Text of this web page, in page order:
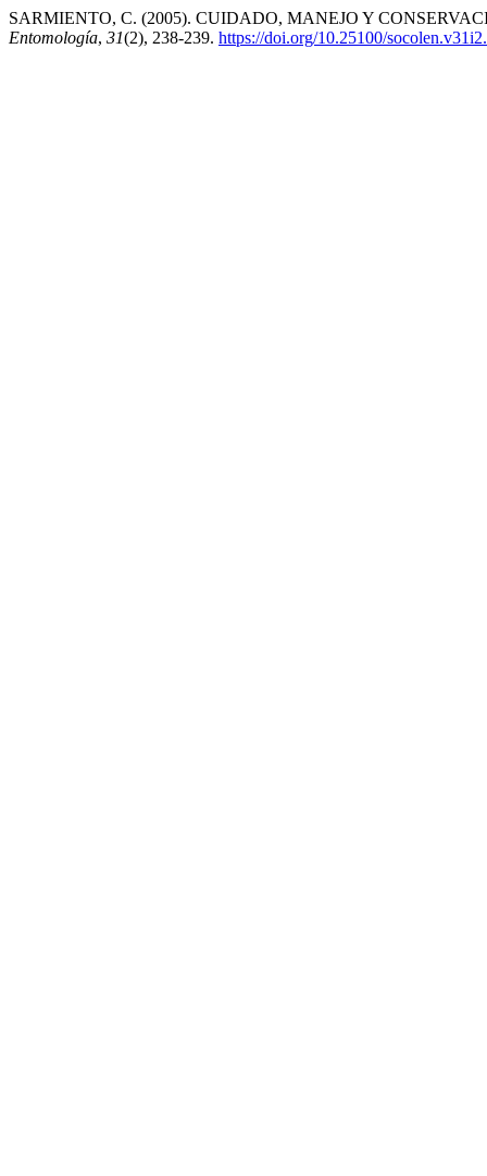
SARMIENTO, C. (2005). CUIDADO, MANEJO Y
Entomología, 31(2), 238-239. https://doi.org/10.25100/